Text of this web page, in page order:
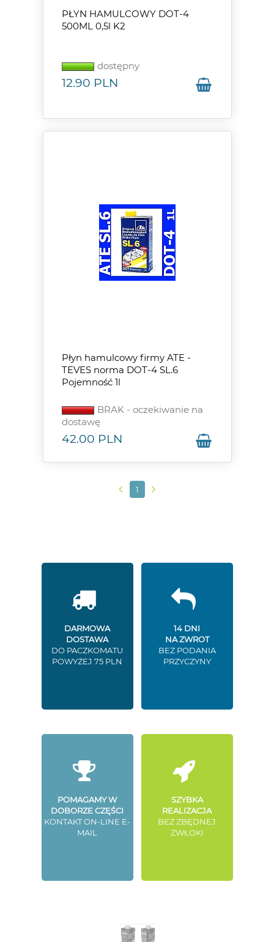
PŁYN HAMULCOWY DOT-4
500ML 0,5l K2
dostępny
12.90 PLN
Płyn hamulcowy firmy ATE -
TEVES norma DOT-4 SL.6
Pojemność 1l
BRAK - oczekiwanie na
dostawę
42.00 PLN
1
DARMOWA
DOSTAWA
DO PACZKOMATU
POWYŻEJ 75 PLN
14 DNI
NA ZWROT
BEZ PODANIA
PRZYCZYNY
POMAGAMY W
DOBORZE CZĘŚCI
KONTAKT ON-LINE E-
MAIL
SZYBKA
REALIZACJA
BEZ ZBĘDNEJ
ZWŁOKI